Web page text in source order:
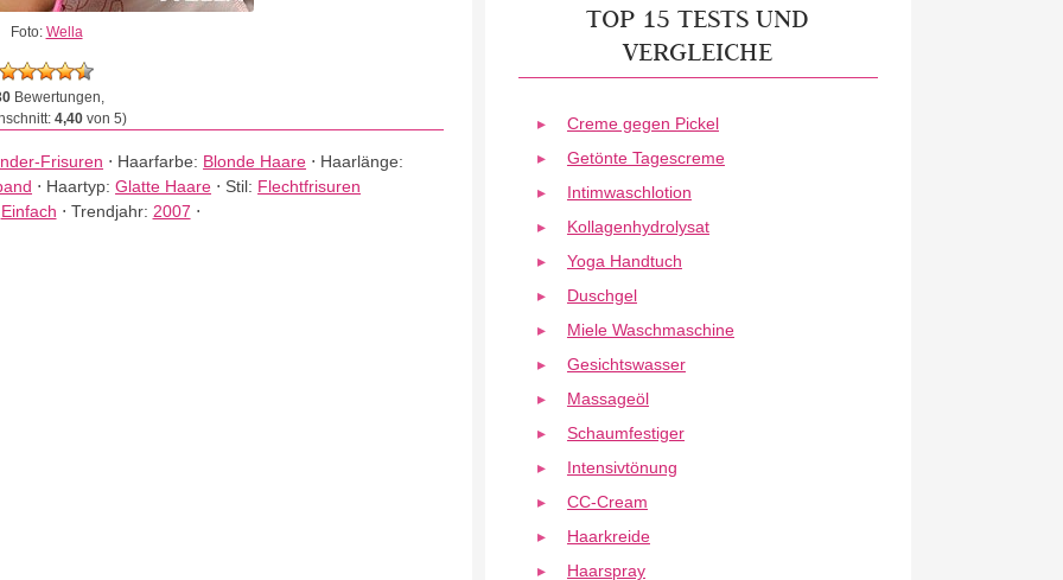
Foto: Wella
Bewertungen,
4,40von 5)
Frisuren ⋅ Haarfarbe: Blonde Haare ⋅ Haarlänge:
⋅ Haartyp:Glatte Haare ⋅ Stil: Flechtfrisuren
Einfach ⋅ Trendjahr: 2007 ⋅
TOP 15 TESTS UND
VERGLEICHE
Creme gegen Pickel
Getönte Tagescreme
Intimwaschlotion
Kollagenhydrolysat
Yoga Handtuch
Duschgel
Miele Waschmaschine
Gesichtswasser
Massageöl
Schaumfestiger
Intensivtönung
CC-Cream
Haarkreide
Haarspray